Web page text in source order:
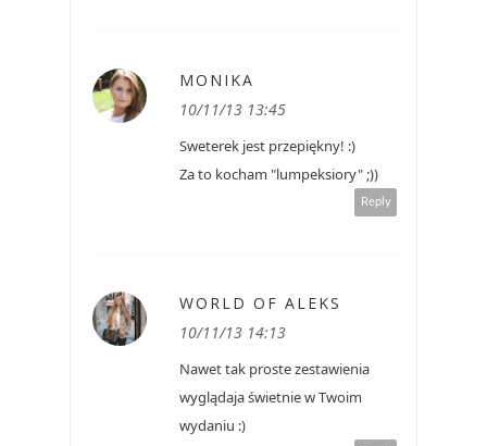
MONIKA
10/11/13 13:45
Sweterek jest przepiękny! :)
Za to kocham "lumpeksiory" ;))
Reply
WORLD OF ALEKS
10/11/13 14:13
Nawet tak proste zestawienia
wyglądaja świetnie w Twoim
wydaniu :)